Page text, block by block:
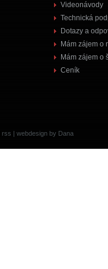
Videonávody
Technická
Dotazy a
Mám zájem o
Mám zájem o
Ceník
rss | webdesign by Dana